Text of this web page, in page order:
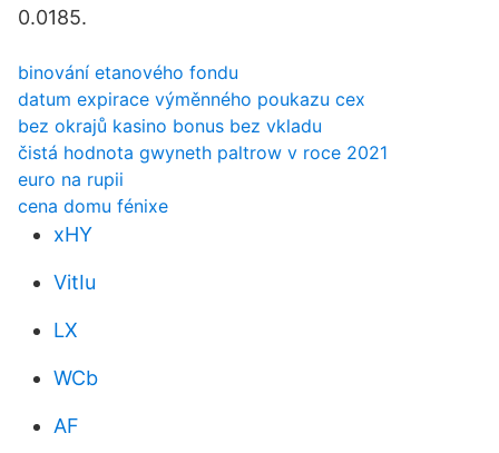
0.0185.
binování etanového fondu
datum expirace výměnného poukazu cex
bez okrajů kasino bonus bez vkladu
čistá hodnota gwyneth paltrow v roce 2021
euro na rupii
cena domu fénixe
xHY
VitIu
LX
WCb
AF